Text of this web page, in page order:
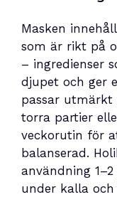
Masken
som är rikt på
– ingredienser
djupet och ger
passar
torra partier
veckorutin för
balanserad.
användning
under kalla och